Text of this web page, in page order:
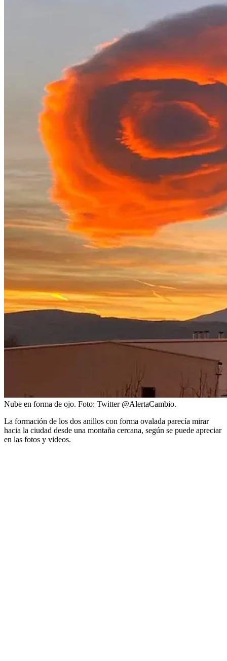
Nube en forma de ojo. Foto: Twitter @AlertaCambio.
La formación de los dos anillos con forma ovalada parecía mirar
hacia la ciudad desde una montaña cercana, según se puede apreciar
en las fotos y videos.